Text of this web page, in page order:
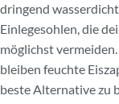
dringend
Einlegesohlen, die
möglichst
bleiben feuchte
beste Alternative zu